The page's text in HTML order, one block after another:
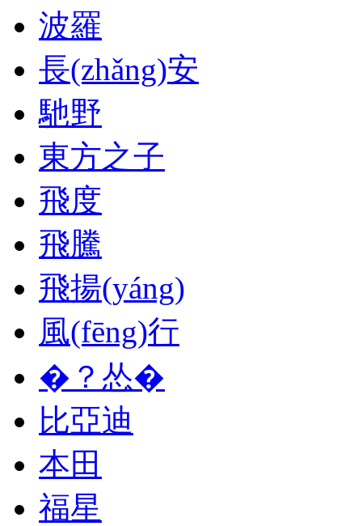
波羅
長(zhǎng)安
馳野
東方之子
飛度
飛騰
飛揚(yáng)
風(fēng)行
�？怂�
比亞迪
本田
福星